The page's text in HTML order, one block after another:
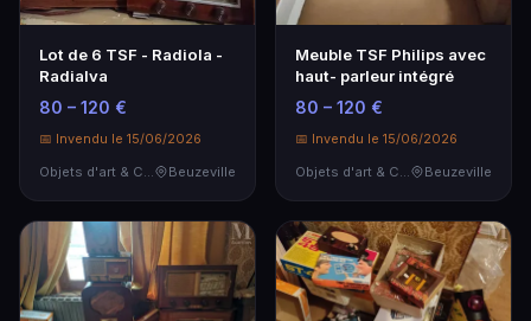
Lot de 6 TSF - Radiola -
Radialva
80 – 120 €
📅 Invendu le 15/06/2026
Objets d'art & Curiosités
Beuzeville
Meuble TSF Philips avec
haut- parleur intégré
80 – 120 €
📅 Invendu le 15/06/2026
Objets d'art & Curiosités
Beuzeville